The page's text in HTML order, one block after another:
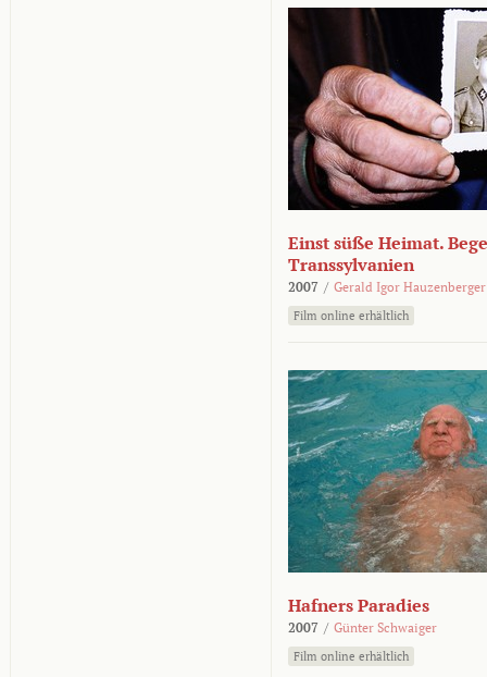
Einst süße Heimat.
Transsylvanien
2007 / Gerald Igor Hauzenberger
Film online erhältlich
Hafners Paradies
2007 / Günter Schwaiger
Film online erhältlich